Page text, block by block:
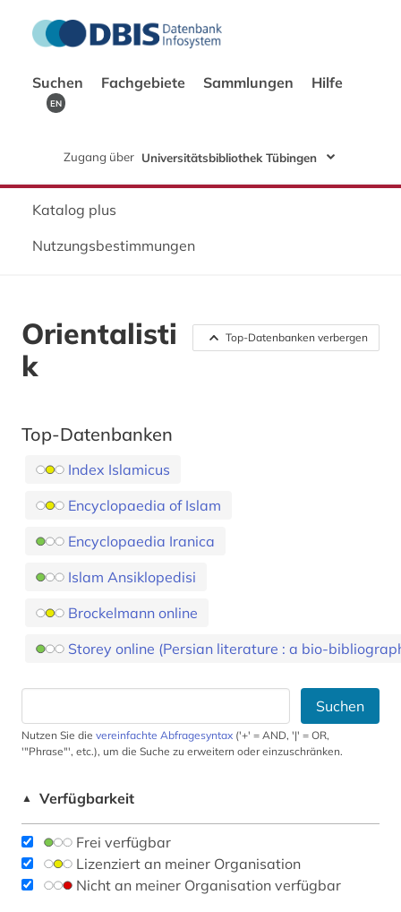
Suchen Fachgebiete Sammlungen Hilfe
EN
Zugang über Universitätsbibliothek Tübingen
Katalog plus
Nutzungsbestimmungen
Top-Datenbanken verbergen
Orientalisti
k
Top-Datenbanken
Index Islamicus
Encyclopaedia of Islam
Encyclopaedia Iranica
Islam Ansiklopedisi
Brockelmann online
Storey online (Persian literature : a bio-
Suchen
Nutzen Sie die vereinfachte Abfragesyntax ('+' = AND, '|' = OR,
'"Phrase"', etc.), um die Suche zu erweitern oder einzuschränken.
▲ Verfügbarkeit
Frei verfügbar
Lizenziert an meiner Organisation
Nicht an meiner Organisation verfügbar